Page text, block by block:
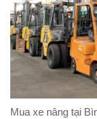
Mua xe nâng tại